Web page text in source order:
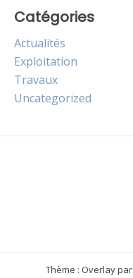
Catégories
Actualités
Exploitation
Travaux
Uncategorized
Thème : Overlay par